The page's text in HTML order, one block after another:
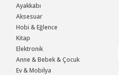
Ayakkabı
Aksesuar
Hobi & Eğlence
Kitap
Elektronik
Anne & Bebek & Çocuk
Ev & Mobilya